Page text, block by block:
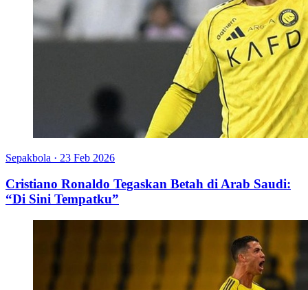
Sepakbola · 23 Feb 2026
Cristiano Ronaldo Tegaskan Betah di Arab Saudi:
“Di Sini Tempatku”